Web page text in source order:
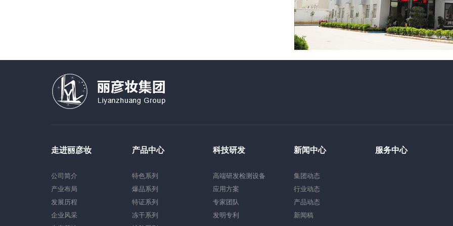
走进丽彦妆
公司简介
产业布局
发展历程
企业风采
产品中心
特色系列
爆品系列
特证系列
冻干系列
科技研发
高端研发检测设备
应用方案
专家团队
发明专利
新闻中心
集团动态
行业动态
产品动态
新闻稿
服务中心